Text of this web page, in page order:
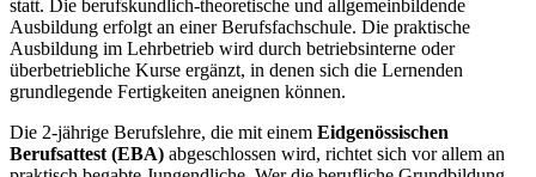
statt. Die berufskundlich-theoretische und allgemeinbildende
Ausbildung erfolgt an einer Berufsfachschule. Die praktische
Ausbildung im Lehrbetrieb wird durch betriebsinterne oder
überbetriebliche Kurse ergänzt, in denen sich die Lernenden
grundlegende Fertigkeiten aneignen können.
Die 2-jährige Berufslehre, die mit einem Eidgenössischen
Berufsattest (EBA) abgeschlossen wird, richtet sich vor allem an